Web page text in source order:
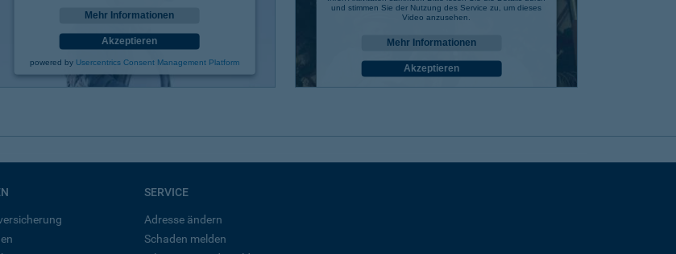
Mehr Informationen
Akzeptieren
powered by Usercentrics Consent Management Platform
und stimmen Sie der Nutzung des Service zu, um dieses
Video anzusehen.
Mehr Informationen
Akzeptieren
powered byUsercentrics Consent Management Platform
SERVICE
Adresse ändern
Schaden melden